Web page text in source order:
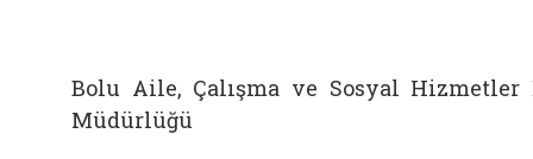
Bolu Aile, Çalışma ve Sosyal Hizmetler
Müdürlüğü